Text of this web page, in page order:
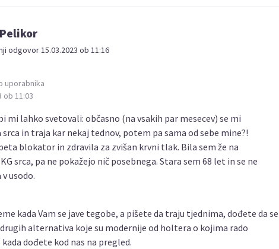
odgovor 15.03.2023 ob 11:16
uporabnika
ob 11:03
mi lahko svetovali: občasno (na vsakih par mesecev) se mi
in traja kar nekaj tednov, potem pa sama od sebe mine?!
blokator in zdravila za zvišan krvni tlak. Bila sem že na
srca, pa ne pokažejo nič posebnega. Stara sem 68 let in se ne
usodo.
kada Vam se jave tegobe, a pišete da traju tjednima, dođete da se
drugih alternativa koje su modernije od holtera o kojima rado
dođete kod nas na pregled.